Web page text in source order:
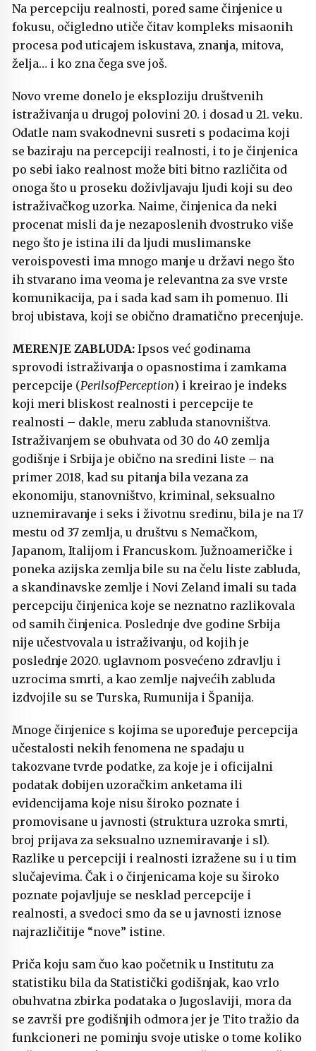
Na percepciju realnosti, pored same činjenice u
fokusu, očigledno utiče čitav kompleks misaonih
procesa pod uticajem iskustava, znanja, mitova,
želja… i ko zna čega sve još.
Novo vreme donelo je eksploziju društvenih
istraživanja u drugoj polovini 20. i dosad u 21. veku.
Odatle nam svakodnevni susreti s podacima koji
se baziraju na percepciji realnosti, i to je činjenica
po sebi iako realnost može biti bitno različita od
onoga što u proseku doživljavaju ljudi koji su deo
istraživačkog uzorka. Naime, činjenica da neki
procenat misli da je nezaposlenih dvostruko više
nego što je istina ili da ljudi muslimanske
veroispovesti ima mnogo manje u državi nego što
ih stvarano ima veoma je relevantna za sve vrste
komunikacija, pa i sada kad sam ih pomenuo. Ili
broj ubistava, koji se obično dramatično precenjuje.
MERENJE ZABLUDA: Ipsos već godinama
sprovodi istraživanja o opasnostima i zamkama
percepcije (PerilsofPerception) i kreirao je indeks
koji meri bliskost realnosti i percepcije te
realnosti – dakle, meru zabluda stanovništva.
Istraživanjem se obuhvata od 30 do 40 zemlja
godišnje i Srbija je obično na sredini liste – na
primer 2018, kad su pitanja bila vezana za
ekonomiju, stanovništvo, kriminal, seksualno
uznemiravanje i seks i životnu sredinu, bila je na 17
mestu od 37 zemlja, u društvu s Nemačkom,
Japanom, Italijom i Francuskom. Južnoameričke i
poneka azijska zemlja bile su na čelu liste zabluda,
a skandinavske zemlje i Novi Zeland imali su tada
percepciju činjenica koje se neznatno razlikovala
od samih činjenica. Poslednje dve godine Srbija
nije učestvovala u istraživanju, od kojih je
poslednje 2020. uglavnom posvećeno zdravlju i
uzrocima smrti, a kao zemlje najvećih zabluda
izdvojile su se Turska, Rumunija i Španija.
Mnoge činjenice s kojima se upoređuje percepcija
učestalosti nekih fenomena ne spadaju u
takozvane tvrde podatke, za koje je i oficijalni
podatak dobijen uzoračkim anketama ili
evidencijama koje nisu široko poznate i
promovisane u javnosti (struktura uzroka smrti,
broj prijava za seksualno uznemiravanje i sl).
Razlike u percepciji i realnosti izražene su i u tim
slučajevima. Čak i o činjenicama koje su široko
poznate pojavljuje se nesklad percepcije i
realnosti, a svedoci smo da se u javnosti iznose
najrazličitije “nove” istine.
Priča koju sam čuo kao početnik u Institutu za
statistiku bila da Statistički godišnjak, kao vrlo
obuhvatna zbirka podataka o Jugoslaviji, mora da
se završi pre godišnjih odmora jer je Tito tražio da
funkcioneri ne pominju svoje utiske o tome koliko